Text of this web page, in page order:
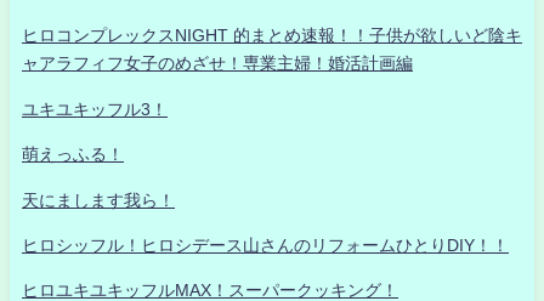
ヒロコンプレックスNIGHT 的まとめ速報！！子供が欲しいど陰キ
ャアラフィフ女子のめざせ！専業主婦！婚活計画編
ユキユキッフル3！
萌えっふる！
天にまします我ら！
ヒロシッフル！ヒロシデース山さんのリフォームひとりDIY！！
ヒロユキユキッフルMAX！スーパークッキング！